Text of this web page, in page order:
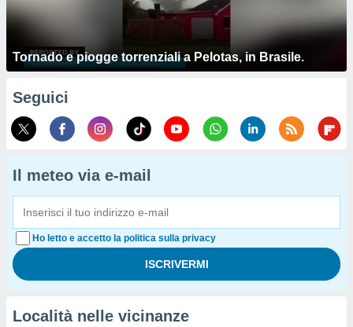
Tornado e piogge torrenziali a Pelotas, in Brasile.
Seguici
Il meteo via e-mail
Ho letto e accetto la politica sulla privacy
Località nelle vicinanze